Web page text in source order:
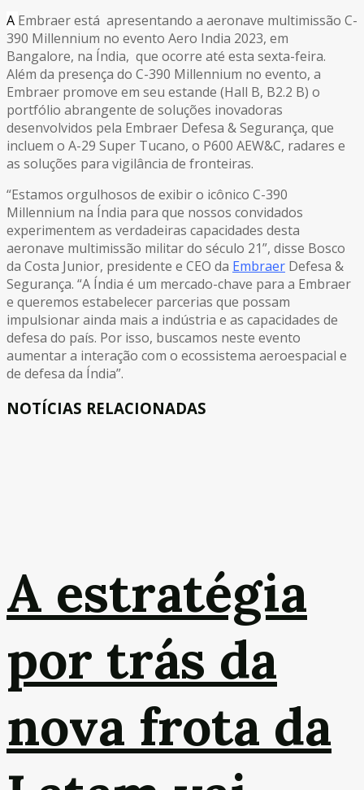
A Embraer está apresentando a aeronave multimissão C-
390 Millennium no evento Aero India 2023, em
Bangalore, na Índia, que ocorre até esta sexta-feira.
Além da presença do C-390 Millennium no evento, a
Embraer promove em seu estande (Hall B, B2.2 B) o
portfólio abrangente de soluções inovadoras
desenvolvidos pela Embraer Defesa & Segurança, que
incluem o A-29 Super Tucano, o P600 AEW&C, radares e
as soluções para vigilância de fronteiras.
“Estamos orgulhosos de exibir o icônico C-390
Millennium na Índia para que nossos convidados
experimentem as verdadeiras capacidades desta
aeronave multimissão militar do século 21”, disse Bosco
da Costa Junior, presidente e CEO da Embraer Defesa &
Segurança. “A Índia é um mercado-chave para a Embraer
e queremos estabelecer parcerias que possam
impulsionar ainda mais a indústria e as capacidades de
defesa do país. Por isso, buscamos neste evento
aumentar a interação com o ecossistema aeroespacial e
de defesa da Índia”.
NOTÍCIAS RELACIONADAS
A estratégia
por trás da
nova frota da